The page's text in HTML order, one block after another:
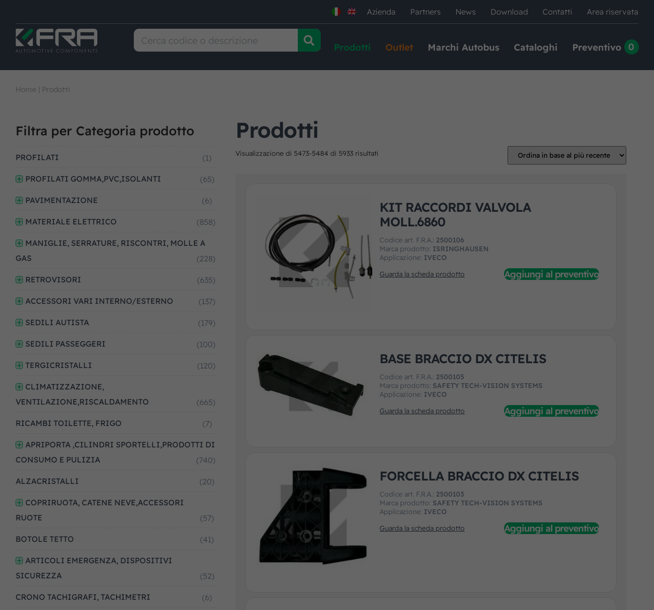
Azienda Partners News Download Contatti Area riservata
Prodotti Outlet Marchi Autobus Cataloghi Preventivo 0
Home | Prodotti
Filtra per Categoria prodotto
PROFILATI (1)
PROFILATI GOMMA,PVC,ISOLANTI (65)
PAVIMENTAZIONE (6)
MATERIALE ELETTRICO (858)
MANIGLIE, SERRATURE, RISCONTRI, MOLLE A
GAS
(228)
RETROVISORI (635)
ACCESSORI VARI INTERNO/ESTERNO (137)
SEDILI AUTISTA (179)
SEDILI PASSEGGERI (100)
TERGICRISTALLI (120)
CLIMATIZZAZIONE,
VENTILAZIONE,RISCALDAMENTO
(665)
RICAMBI TOILETTE, FRIGO (7)
APRIPORTA ,CILINDRI SPORTELLI,PRODOTTI DI
CONSUMO E PULIZIA
(740)
ALZACRISTALLI (20)
COPRIRUOTA, CATENE NEVE,ACCESSORI
RUOTE
(57)
BOTOLE TETTO (41)
ARTICOLI EMERGENZA, DISPOSITIVI
SICUREZZA
(52)
CRONO TACHIGRAFI, TACHIMETRI (6)
Prodotti
Visualizzazione di 5473-5484 di 5933 risultati
KIT RACCORDI VALVOLA
MOLL.6860
Codice art. F.R.A.: 2500106
Marca prodotto: ISRINGHAUSEN
Applicazione: IVECO
Guarda la scheda prodotto
Aggiungi al preventivo
BASE BRACCIO DX CITELIS
Codice art. F.R.A.: 2500105
Marca prodotto: SAFETY TECH-VISION SYSTEMS
Applicazione: IVECO
Guarda la scheda prodotto
Aggiungi al preventivo
FORCELLA BRACCIO DX CITELIS
Codice art. F.R.A.: 2500103
Marca prodotto: SAFETY TECH-VISION SYSTEMS
Applicazione: IVECO
Guarda la scheda prodotto
Aggiungi al preventivo